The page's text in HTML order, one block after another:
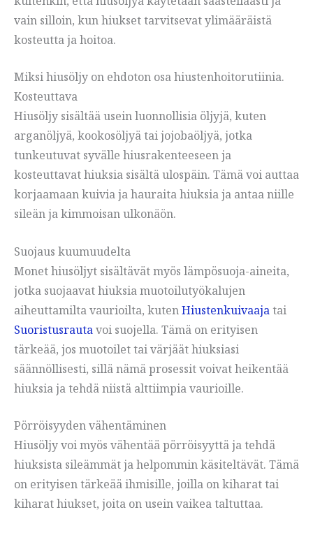
vain silloin, kun hiukset tarvitsevat ylimääräistä
kosteutta ja hoitoa.
Miksi hiusöljy on ehdoton osa hiustenhoitorutiinia.
Kosteuttava
Hiusöljy sisältää usein luonnollisia öljyjä, kuten
arganöljyä, kookosöljyä tai jojobaöljyä, jotka
tunkeutuvat syvälle hiusrakenteeseen ja
kosteuttavat hiuksia sisältä ulospäin. Tämä voi auttaa
korjaamaan kuivia ja hauraita hiuksia ja antaa niille
sileän ja kimmoisan ulkonäön.
Suojaus kuumuudelta
Monet hiusöljyt sisältävät myös lämpösuoja-aineita,
jotka suojaavat hiuksia muotoilutyökalujen
aiheuttamilta vaurioilta, kutenHiustenkuivaajatai
Suoristusrautavoi suojella. Tämä on erityisen
tärkeää, jos muotoilet tai värjäät hiuksiasi
säännöllisesti, sillä nämä prosessit voivat heikentää
hiuksia ja tehdä niistä alttiimpia vaurioille.
Pörröisyyden vähentäminen
Hiusöljy voi myös vähentää pörröisyyttä ja tehdä
hiuksista sileämmät ja helpommin käsiteltävät. Tämä
on erityisen tärkeää ihmisille, joilla on kiharat tai
kiharat hiukset, joita on usein vaikea taltuttaa.